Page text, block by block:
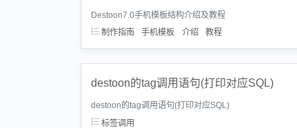
Destoon7.0手机模板结构介绍及教程
制作指南
手机模板 介绍 教程
destoon的tag调用语句(打印对应SQL)
destoon的tag调用语句(打印对应SQL)
标签调用